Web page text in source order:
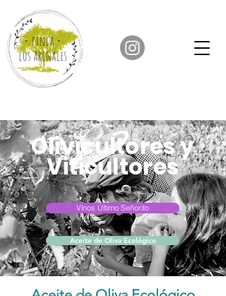
Olivicultores y
Viticultores
Vinos Último Señorito
Aceite de Oliva Ecológico